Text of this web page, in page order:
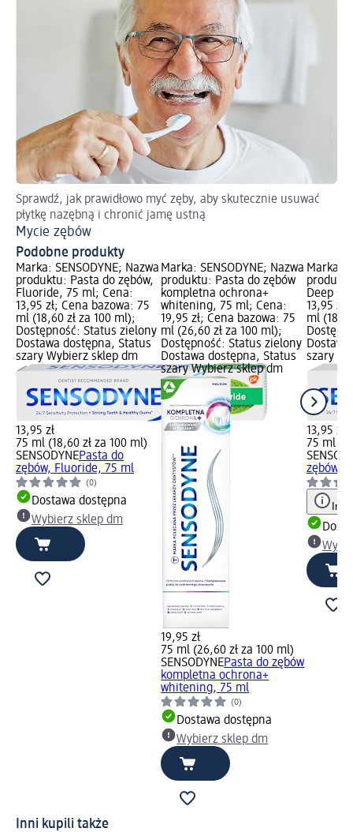
Sprawdź, jak prawidłowo myć zęby, aby skutecznie usuwać
płytkę nazębną i chronić jamę ustną
Mycie zębów
Podobne produkty
Marka: SENSODYNE; Nazwa
produktu: Pasta do zębów,
Fluoride, 75 ml; Cena:
13,95 zł; Cena bazowa: 75
ml (18,60 zł za 100 ml);
Dostępność: Status zielony
Dostawa dostępna, Status
szary Wybierz sklep dm
13,95 zł
75 ml (18,60 zł za 100 ml)
SENSODYNEPasta do
zębów, Fluoride, 75 ml
(0)
Dostawa dostępna
Wybierz sklep dm
Marka: SENSODYNE; Nazwa
produktu: Pasta do zębów
kompletna ochrona+
whitening, 75 ml; Cena:
19,95 zł; Cena bazowa: 75
ml (26,60 zł za 100 ml);
Dostępność: Status zielony
Dostawa dostępna, Status
szary Wybierz sklep dm
19,95 zł
75 ml (26,60 zł za 100 ml)
SENSODYNEPasta do zębów
kompletna ochrona+
whitening, 75 ml
(0)
Dostawa dostępna
Wybierz sklep dm
Marka:
Deep
13,95
ml
szary
13,95 zł
75 ml
zębów,
Inni kupili także